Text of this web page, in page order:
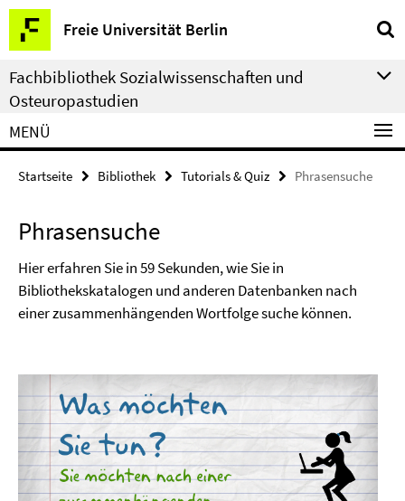
Springe
direkt
zu
Inhalt
Freie Universität Berlin
Service-
Navigation
Fachbibliothek Sozialwissenschaften und
Osteuropastudien
MENÜ
Startseite Bibliothek Tutorials & Quiz Phrasensuche
Phrasensuche
Hier erfahren Sie in 59 Sekunden, wie Sie in
Bibliothekskatalogen und anderen Datenbanken nach
einer zusammenhängenden Wortfolge suche können.